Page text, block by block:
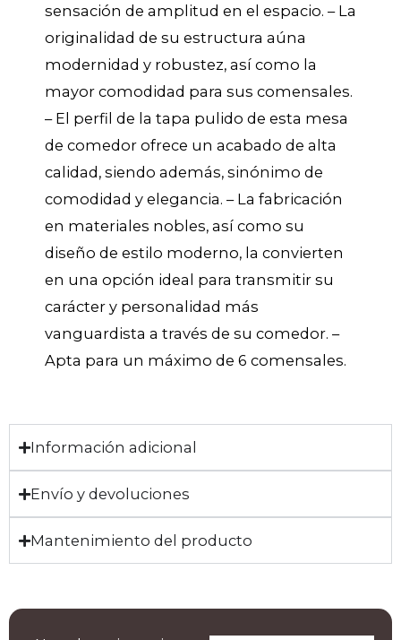
sensación de amplitud en el espacio. – La
originalidad de su estructura aúna
modernidad y robustez, así como la
mayor comodidad para sus comensales.
– El perfil de la tapa pulido de esta mesa
de comedor ofrece un acabado de alta
calidad, siendo además, sinónimo de
comodidad y elegancia. – La fabricación
en materiales nobles, así como su
diseño de estilo moderno, la convierten
en una opción ideal para transmitir su
carácter y personalidad más
vanguardista a través de su comedor. –
Apta para un máximo de 6 comensales.
Información adicional
Envío y devoluciones
Mantenimiento del producto